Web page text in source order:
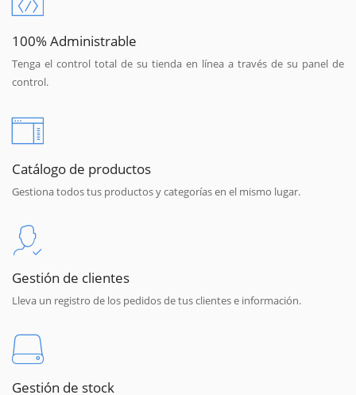
100% Administrable
Tenga el control total de su tienda en línea a través de su panel de
control.
Catálogo de productos
Gestiona todos tus productos y categorías en el mismo lugar.
Gestión de clientes
Lleva un registro de los pedidos de tus clientes e información.
Gestión de stock